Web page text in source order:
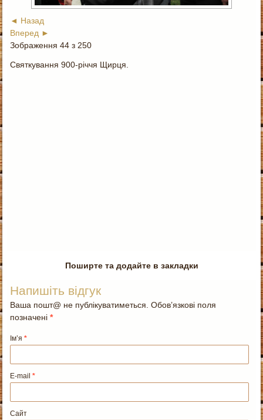
◄ Назад
Вперед ►
Зображення 44 з 250
Святкування 900-річчя Щирця.
Поширте та додайте в закладки
Напишіть відгук
Ваша пошт@ не публікуватиметься. Обов’язкові поля
позначені*
Ім’я*
E-mail*
Сайт